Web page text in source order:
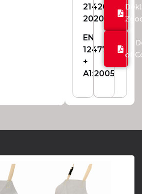
21420:
2020
EN
12477:2001
+
A1:2005
of